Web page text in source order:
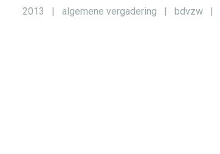
2013 | algemene vergadering | bdvzw |